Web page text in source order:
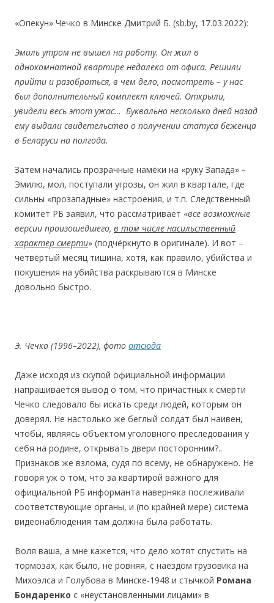
«Опекун» Чечко в Минске Дмитрий Б. (sb.by, 17.03.2022):
Эмиль утром не вышел на работу. Он жил в
однокомнатной квартире недалеко от офиса. Решили
прийти и разобраться, в чем дело, посмотреть – у нас
был дополнительный комплект ключей. Открыли,
увидели весь этот ужас… Буквально несколько дней назад
ему выдали свидетельство о получении статуса беженца
в Беларуси на полгода.
Затем начались прозрачные намёки на «руку Запада» –
Эмилю, мол, поступали угрозы, он жил в квартале, где
сильны «прозападные» настроения, и т.п. Следственный
комитет РБ заявил, что рассматривает «все возможные
версии произошедшего, в том числе насильственный
характер смерти» (подчёркнуто в оригинале). И вот –
четвёртый месяц тишина, хотя, как правило, убийства и
покушения на убийства раскрываются в Минске
довольно быстро.
Э. Чечко (1996–2022), фото отсюда
Даже исходя из скупой официальной информации
напрашивается вывод о том, что причастных к смерти
Чечко следовало бы искать среди людей, которым он
доверял. Не настолько же беглый солдат был наивен,
чтобы, являясь объектом уголовного преследования у
себя на родине, открывать двери посторонним?..
Признаков же взлома, судя по всему, не обнаружено. Не
говоря уж о том, что за квартирой важного для
официальной РБ информанта наверняка послеживали
соответствующие органы, и (по крайней мере) система
видеонаблюдения там должна была работать.
Воля ваша, а мне кажется, что дело хотят спустить на
тормозах, как было, не ровняя, с наездом грузовика на
Михоэлса и Голубова в Минске-1948 и стычкой Романа
Бондаренко с «неустановленными лицами» в